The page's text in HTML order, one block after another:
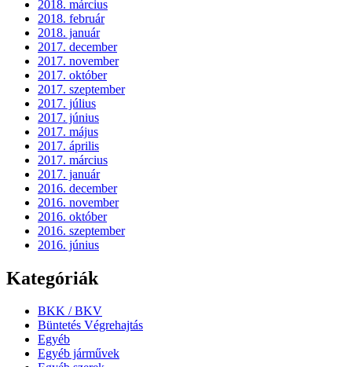
2018. március
2018. február
2018. január
2017. december
2017. november
2017. október
2017. szeptember
2017. július
2017. június
2017. május
2017. április
2017. március
2017. január
2016. december
2016. november
2016. október
2016. szeptember
2016. június
Kategóriák
BKK / BKV
Büntetés Végrehajtás
Egyéb
Egyéb járművek